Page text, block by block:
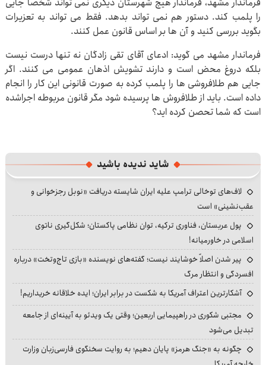
را پلمب کند. دستور هم نمی تواند بدهد. فقط می تواند به تعزیرات
بگوید بررسی کنید و آن ها بر اساس قانون عمل کنند.
فرماندار مشهد می گوید: ادعای آقای تقی زادگان نه تنها درست نیست
بلکه دروغ محض است و دارند تشویش اذهان عمومی می کنند. اگر
جایی هم طلافروشی ها را پلمب کرده به صورت قانونی این کار را انجام
داده است. باید از طلافروش ها پرسیده شود مگر قانون مربوطه اجراشده
است که شما تحصن کرده اید؟
شاید ندیده باشید
لاف‌های توخالی ترامپ علیه ایران شایسته دریافت «نوبل رجزخوانی و
عقب‌نشینی» است
پول عربستان، فناوری ترکیه، توان نظامی پاکستان؛ شکل‌گیری ناتوی
اسلامی در خاورمیانه!
پیر شدن اصلاً خوشایند نیست؛ گفته‌های نویسنده «بازی تاج‌وتخت» درباره
افسردگی و انتظار مرگ
آشکارترین اعتراف آمریکا به شکست در برابر ایران؛ ایده خلاقانه خریداریم!
مجتبی شکوری در راهپیمایی اربعین؛ وقتی یک ویدئو به آیینه‌ای از جامعه
تبدیل می‌شود
چگونه به «جنگ هرمز» پایان دهیم؛ به روایت سخنگوی فارسی‌زبان وزارت